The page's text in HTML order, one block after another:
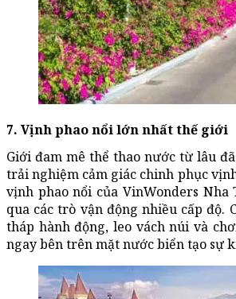
7. Vịnh phao nổi lớn nhất thế giới
Giới đam mê thể thao nước từ lâu
trải nghiệm cảm giác chinh phục
vịnh phao nổi của VinWonders
qua các trò vận động nhiều cấp độ.
tháp hành động, leo vách núi và
ngay bên trên mặt nước biển tạo sự